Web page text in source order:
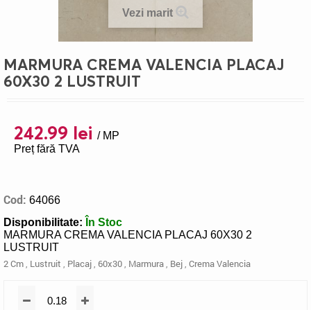
Vezi marit
MARMURA CREMA VALENCIA PLACAJ
60X30 2 LUSTRUIT
242.99 lei / MP
Preț fără TVA
Cod: 64066
Disponibilitate: În Stoc
MARMURA CREMA VALENCIA PLACAJ 60X30 2
LUSTRUIT
2 Cm, Lustruit , Placaj, 60x30, Marmura, Bej, Crema Valencia